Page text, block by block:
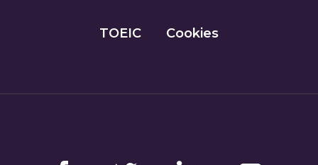
TOEIC Cookies